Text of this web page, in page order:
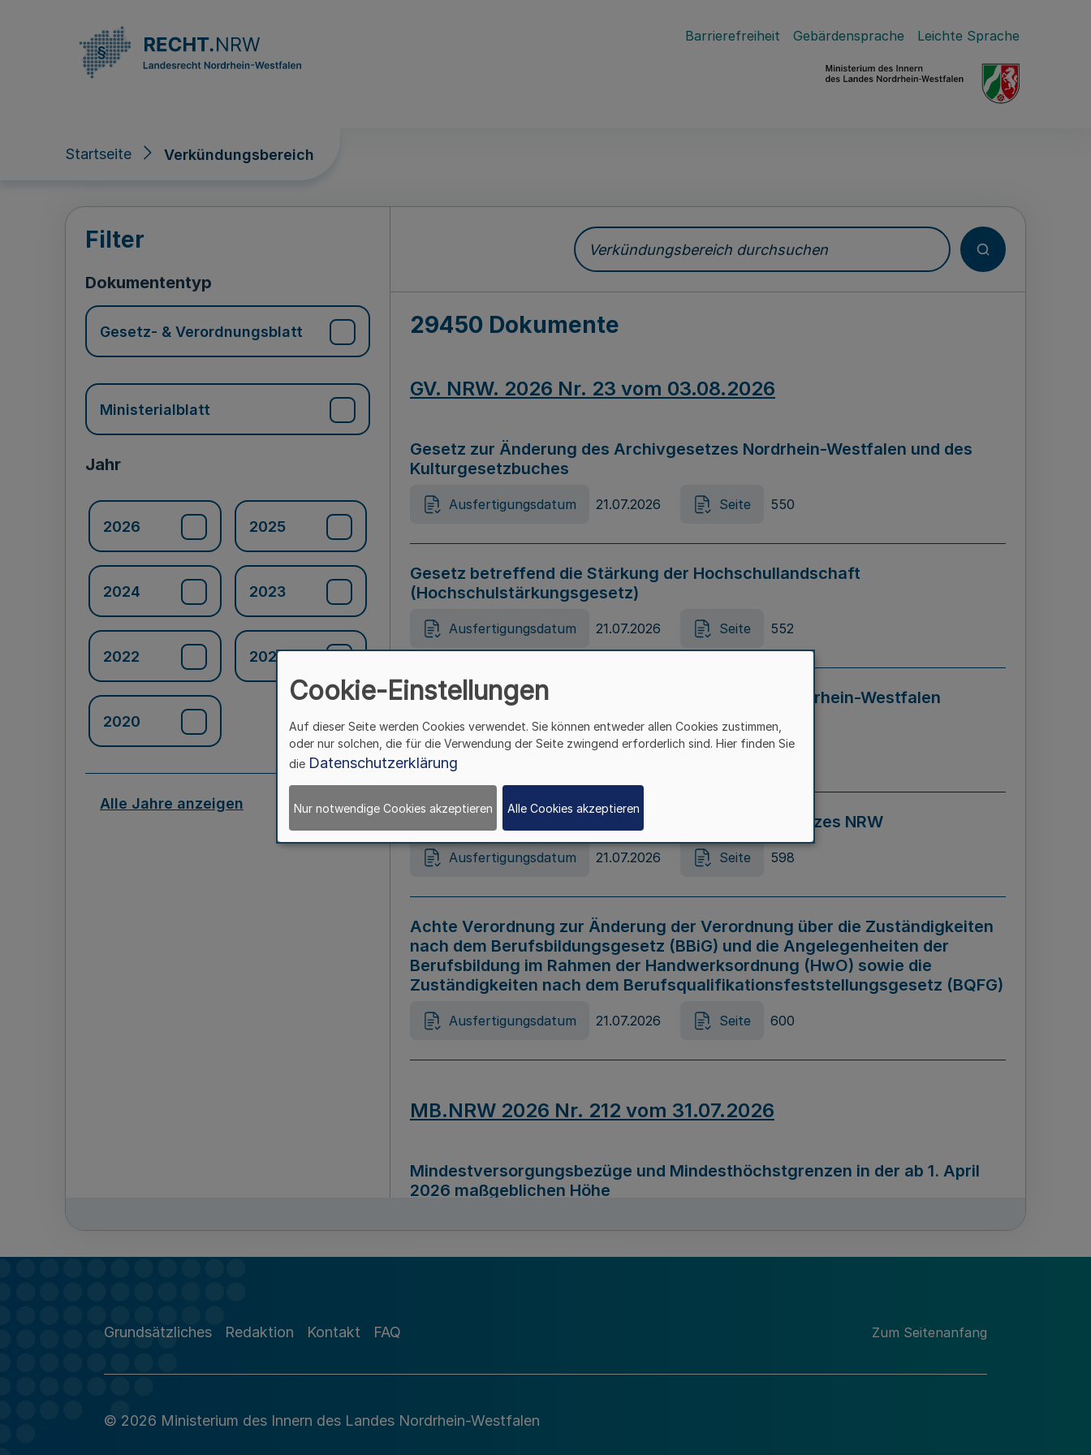
Barrierefreiheit Gebärdensprache Leichte Sprache
Startseite Verkündungsbereich
Verkündungsbereich
Filter
Dokumententyp
Gesetz- & Verordnungsblatt
Ministerialblatt
Jahr
2026 2025
2024 2023
2022 2021
2020
Alle Jahre anzeigen
Verkündungsbereich durchsuchen
29450 Dokumente
GV. NRW. 2026 Nr. 23 vom 03.08.2026
Gesetz zur Änderung des Archivgesetzes Nordrhein-Westfalen und des
Kulturgesetzbuches
Ausfertigungsdatum 21.07.2026 Seite 550
Gesetz betreffend die Stärkung der Hochschullandschaft
(Hochschulstärkungsgesetz)
Ausfertigungsdatum 21.07.2026 Seite 552
Gesetz zur Vermeidung von Diskriminierung in Nordrhein-Westfalen
(Landesantidiskriminierungsgesetz – LADG NRW)
Ausfertigungsdatum 21.07.2026 Seite 595
Gesetz zur Änderung des Online-Casinospiel Gesetzes NRW
Ausfertigungsdatum 21.07.2026 Seite 598
Achte Verordnung zur Änderung der Verordnung über die Zuständigkeiten
nach dem Berufsbildungsgesetz (BBiG) und die Angelegenheiten der
Berufsbildung im Rahmen der Handwerksordnung (HwO) sowie die
Zuständigkeiten nach dem Berufsqualifikationsfeststellungsgesetz (BQFG)
Ausfertigungsdatum 21.07.2026 Seite 600
MB.NRW 2026 Nr. 212 vom 31.07.2026
Mindestversorgungsbezüge und Mindesthöchstgrenzen in der ab 1. April
2026 maßgeblichen Höhe
Richtlinie zur Durchführung des Förderprogramms „Mittelstand Innovativ &
Grundsätzliches Redaktion Kontakt FAQ Zum Seitenanfang
© 2026 Ministerium des Innern des Landes Nordrhein-Westfalen
Cookie-Einstellungen
Auf dieser Seite werden Cookies verwendet. Sie können entweder allen Cookies zustimmen,
oder nur solchen, die für die Verwendung der Seite zwingend erforderlich sind. Hier finden Sie
die Datenschutzerklärung
Nur notwendige Cookies akzeptieren Alle Cookies akzeptieren